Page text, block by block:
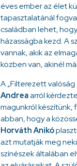
éves ember az élet
tapasztalatánál
családban lehet,
házasságba kezd. A
vannak, akik az
közben van, akinél
A „Filterezett
Andreaarról
magunkról
abban, hogy a
Horváth Anikó
azt mutatják meg
színészek általában